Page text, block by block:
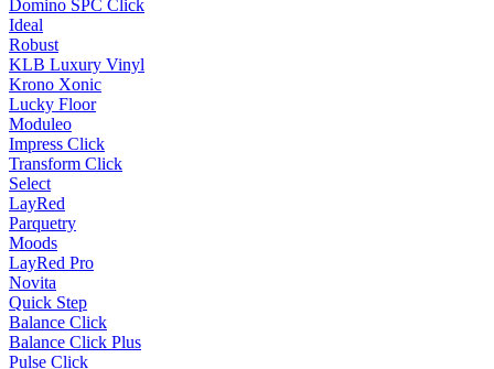
Domino SPC Click
Ideal
Robust
KLB Luxury Vinyl
Krono Xonic
Lucky Floor
Moduleo
Impress Click
Transform Click
Select
LayRed
Parquetry
Moods
LayRed Pro
Novita
Quick Step
Balance Click
Balance Click Plus
Pulse Click